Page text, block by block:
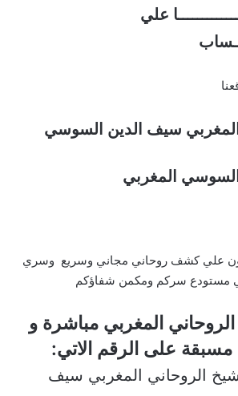
علي
المغربي سيف الدين السوسي
السوسي المغربي
علي كشف روحاني مجاني وسريع وسري
مستودع سركم ومكمن شفاؤكم
الروحاني المغربي مباشرة و
على الرقم الاتي:
الروحاني المغربي سيف